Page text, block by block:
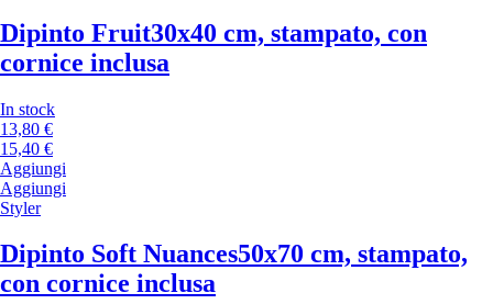
Dipinto Fruit30x40 cm, stampato, con
cornice inclusa
In stock
13,80 €
15,40 €
Aggiungi
Aggiungi
Styler
Dipinto Soft Nuances50x70 cm, stampato,
con cornice inclusa